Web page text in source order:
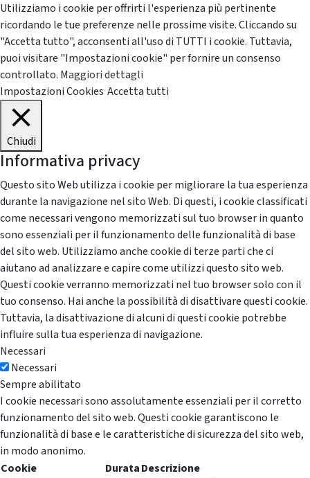
Utilizziamo i cookie per offrirti l'esperienza più pertinente
ricordando le tue preferenze nelle prossime visite. Cliccando su
"Accetta tutto", acconsenti all'uso di TUTTI i cookie. Tuttavia,
puoi visitare "Impostazioni cookie" per fornire un consenso
controllato. Maggiori dettagli
Impostazioni Cookies Accetta tutti
Chiudi
Informativa privacy
Questo sito Web utilizza i cookie per migliorare la tua esperienza
durante la navigazione nel sito Web. Di questi, i cookie classificati
come necessari vengono memorizzati sul tuo browser in quanto
sono essenziali per il funzionamento delle funzionalità di base
del sito web. Utilizziamo anche cookie di terze parti che ci
aiutano ad analizzare e capire come utilizzi questo sito web.
Questi cookie verranno memorizzati nel tuo browser solo con il
tuo consenso. Hai anche la possibilità di disattivare questi cookie.
Tuttavia, la disattivazione di alcuni di questi cookie potrebbe
influire sulla tua esperienza di navigazione.
Necessari
Necessari
Sempre abilitato
I cookie necessari sono assolutamente essenziali per il corretto
funzionamento del sito web. Questi cookie garantiscono le
funzionalità di base e le caratteristiche di sicurezza del sito web,
in modo anonimo.
Cookie
DurataDescrizione